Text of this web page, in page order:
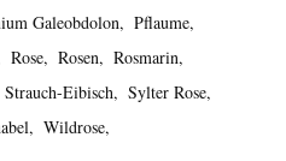
Galeobdolon
Pflaume
Rose Rosen
Rosmarin
Strauch-Eibisch
Sylter Rose
Wildrose